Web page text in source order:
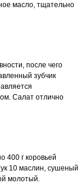
масло, тщательно
после чего
зубчик
Салат отлично
400 г коровьей
10 маслин, сушеный
молотый.